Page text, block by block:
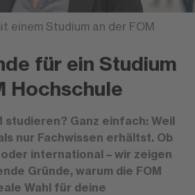
einem Studium an der FOM
für ein Studium
Hochschule
studieren? Ganz einfach: Weil
nur Fachwissen erhältst. Ob
international – wir zeigen
Gründe, warum die FOM
Wahl für deine